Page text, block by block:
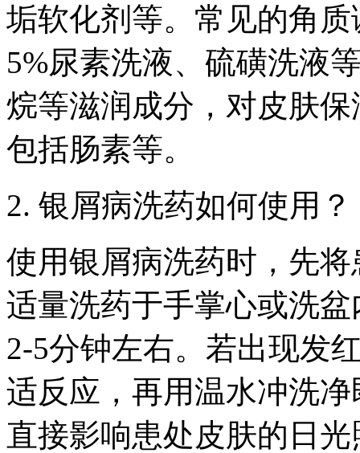
垢软化剂等。常见的角
5%尿素洗液、硫磺洗液
烷等滋润成分，对皮肤
包括肠素等。
2. 银屑病洗药如何使用？
使用银屑病洗药时，先
适量洗药于手掌心或洗
2-5分钟左右。若出现发
适反应，再用温水冲洗
直接影响患处皮肤的日